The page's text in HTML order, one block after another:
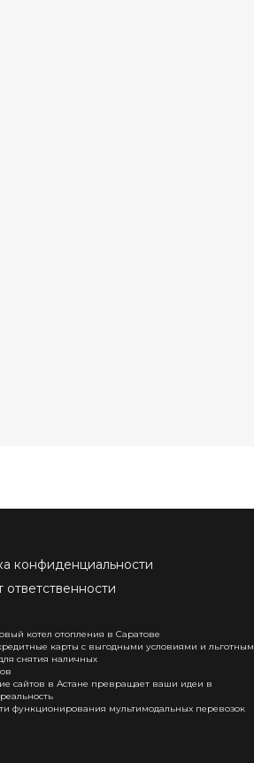
конфиденциальности
ответственности
котел отопления в Саратове
карты с выгодными условиями и льготным
снятия наличных
сайтов в Астане превращает ваши идеи в
функционирования мультимодальных перевозок